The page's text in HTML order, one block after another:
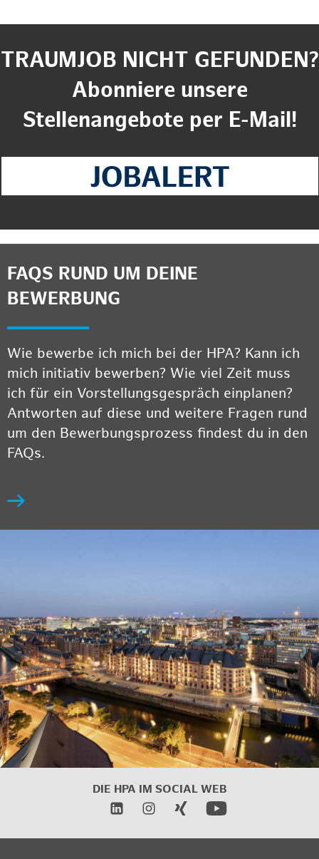
TRAUMJOB NICHT GEFUNDEN?
Abonniere unsere
Stellenangebote per E-Mail!
FAQS RUND UM DEINE
BEWERBUNG
Wie bewerbe ich mich bei der HPA? Kann ich
mich initiativ bewerben? Wie viel Zeit muss
ich für ein Vorstellungsgespräch einplanen?
Antworten auf diese und weitere Fragen rund
um den Bewerbungsprozess findest du in den
FAQs.
DIE HPA IM SOCIAL WEB